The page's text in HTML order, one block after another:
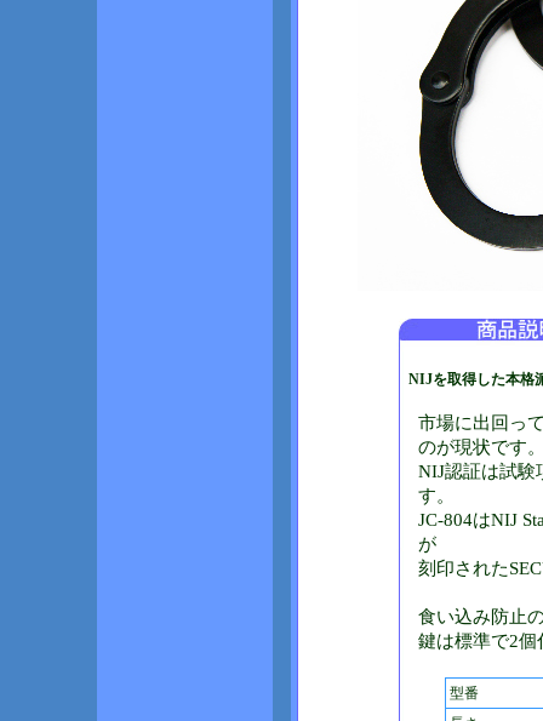
NIJを取得した本格
市場に出回っ
のが現状です
NIJ認証は試験
す。
JC-804はNIJ
が
刻印された
食い込み防止
鍵は標準で2個
型番